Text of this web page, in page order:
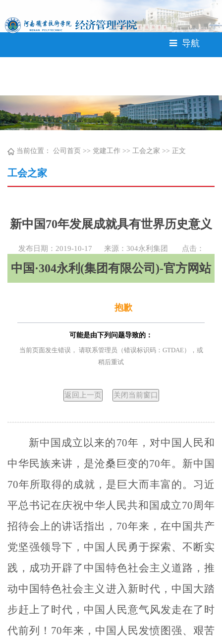
中国·304永利(集团有限公
司)-官方网站
导航
工会之家
当前位置： 公司首页 >> 党建工作 >> 工会之家 >> 正文
新中国70年发展成就具有世界历史意义
发布日期：2019-10-17 来源：304永利集团 点击：
中国·304永利(集团有限公司)-官方网站
抱歉
可能是由下列问题导致的：
当前页面发生错误， 请联系管理员（错误标识码：GTDAE），或
稍后重试
新中国成立以来的70年，对中国人民和
中华民族来讲，是沧桑巨变的70年。新中国
70年所取得的成就，是巨大而丰富的。习近
平总书记在庆祝中华人民共和国成立70周年
招待会上的讲话指出， 70年来，在中国共产
党坚强领导下，中国人民勇于探索、不断实
践，成功开辟了中国特色社会主义道路，推
动中国特色社会主义进入新时代，中国大踏
步赶上了时代，中国人民意气风发走在了时
代前列！ 70年来，中国人民发愤图强、艰苦